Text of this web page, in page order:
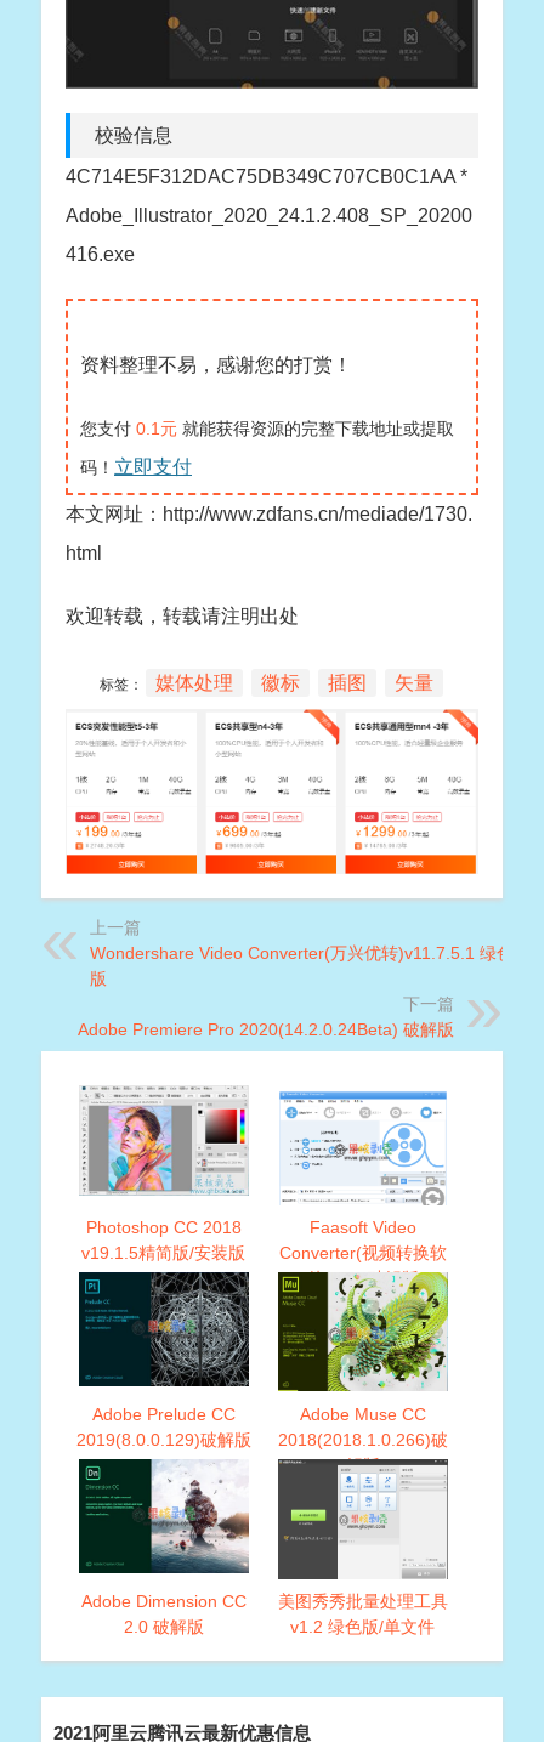
校验信息
4C714E5F312DAC75DB349C707CB0C1AA *
Adobe_Illustrator_2020_24.1.2.408_SP_20200
416.exe
资料整理不易，感谢您的打赏！
您支付 0.1元 就能获得资源的完整下载地址或提取
码！ 立即支付
本文网址：http://www.zdfans.cn/mediade/1730.
html
欢迎转载，转载请注明出处
标签： 媒体处理 徽标 插图 矢量
上一篇
Wondershare Video Converter(万兴优转)v11.7.5.1 绿色破
版
下一篇
Adobe Premiere Pro 2020(14.2.0.24Beta) 破解版
Photoshop CC 2018
v19.1.5精简版/安装版
Faasoft Video
Converter(视频转换软
件)v5.4 破解版
Adobe Prelude CC
2019(8.0.0.129)破解版
Adobe Muse CC
2018(2018.1.0.266)破
解版
Adobe Dimension CC
2.0 破解版
美图秀秀批量处理工具
v1.2 绿色版/单文件
2021阿里云腾讯云最新优惠信息